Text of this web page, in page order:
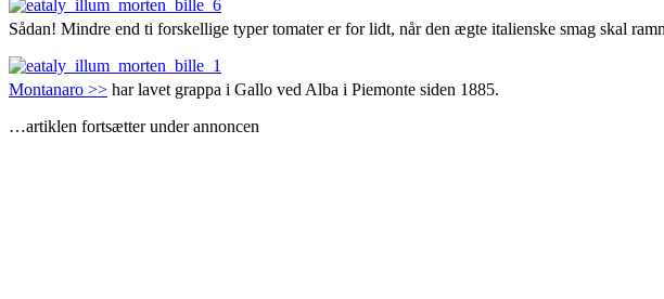
Sådan! Mindre end ti forskellige typer tomater er for lidt, når den ægte italienske smag skal
Montanaro >> har lavet grappa i Gallo ved Alba i Piemonte siden 1885.
…artiklen fortsætter under annoncen